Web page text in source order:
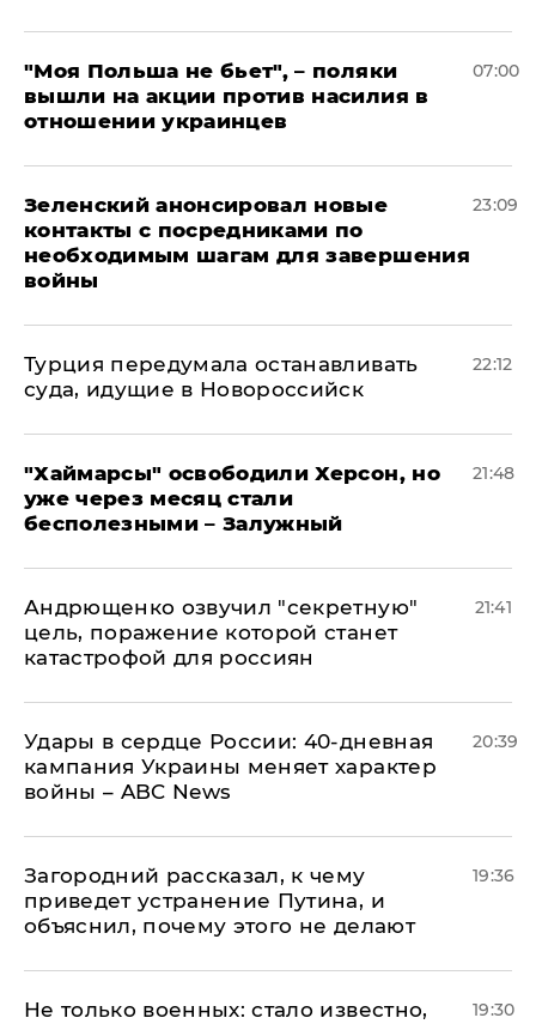
"Моя Польша не бьет", – поляки
вышли на акции против насилия в
отношении украинцев
07:00
Зеленский анонсировал новые
контакты с посредниками по
необходимым шагам для завершения
войны
23:09
Турция передумала останавливать
суда, идущие в Новороссийск
22:12
"Хаймарсы" освободили Херсон, но
уже через месяц стали
бесполезными – Залужный
21:48
Андрющенко озвучил "секретную"
цель, поражение которой станет
катастрофой для россиян
21:41
Удары в сердце России: 40-дневная
кампания Украины меняет характер
войны – ABC News
20:39
Загородний рассказал, к чему
приведет устранение Путина, и
объяснил, почему этого не делают
19:36
Не только военных: стало известно,
19:30